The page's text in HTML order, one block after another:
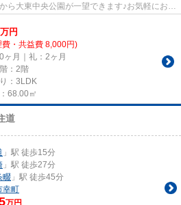
大東中央公園が一望できます♪お気軽にお問
万円
費・共益費 8,000円)
ヶ月｜礼：2ヶ月
：2階
：3LDK
68.00㎡
道
」駅 徒歩15分
」駅 徒歩27分
畷 」駅 徒歩45分
幸町
万円